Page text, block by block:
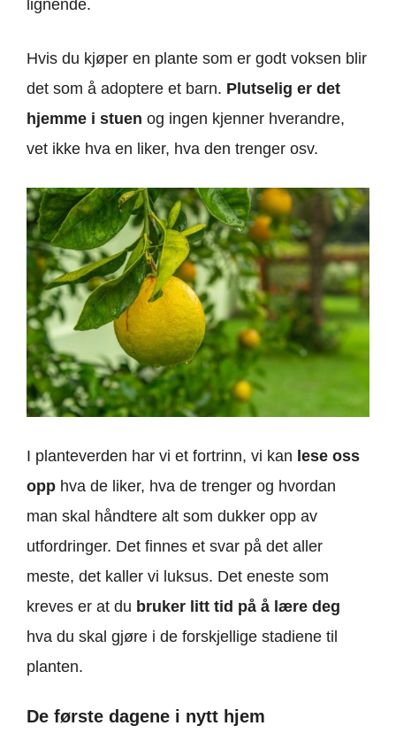
lignende.
Hvis du kjøper en plante som er godt voksen blir
det som å adoptere et barn. Plutselig er det
hjemme i stuen og ingen kjenner hverandre,
vet ikke hva en liker, hva den trenger osv.
I planteverden har vi et fortrinn, vi kan lese oss
opp hva de liker, hva de trenger og hvordan
man skal håndtere alt som dukker opp av
utfordringer. Det finnes et svar på det aller
meste, det kaller vi luksus. Det eneste som
kreves er at du bruker litt tid på å lære deg
hva du skal gjøre i de forskjellige stadiene til
planten.
De første dagene i nytt hjem